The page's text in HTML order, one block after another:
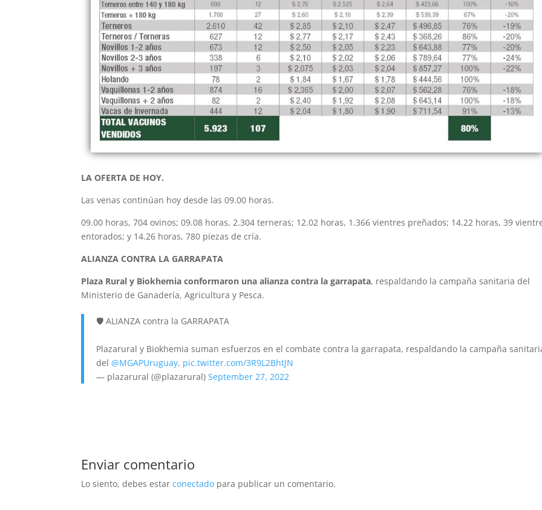
LA OFERTA DE HOY.
Las venas continúan hoy desde las 09.00 horas.
09.00 horas, 704 ovinos; 09.08 horas, 2.304 terneras; 12.02 horas, 1.366 vientres preñados; 14.22 horas, 39
entorados; y 14.26 horas, 780 piezas de cría.
ALIANZA CONTRA LA GARRAPATA
Plaza Rural y Biokhemia conformaron una alianza contra la garrapata, respaldando la campaña sanitaria del
Ministerio de Ganadería, Agricultura y Pesca.
🛡 ALIANZA contra la GARRAPATA
Plazarural y Biokhemia suman esfuerzos en el combate contra la garrapata, respaldando la campaña
del@MGAPUruguay. pic.twitter.com/3R9L2BhtJN
— plazarural (@plazarural)September 27, 2022
Enviar comentario
Lo siento, debes estarconectado para publicar un comentario.